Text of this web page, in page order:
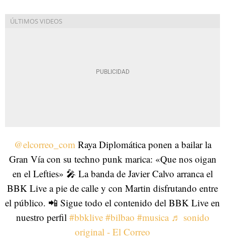
@elcorreo_comRaya Diplomática ponen a bailar la
Gran Vía con su techno punk marica: «Que nos oigan
en el Lefties» 🎤 La banda de Javier Calvo arranca el
BBK Live a pie de calle y con Martin disfrutando entre
el público. 📲 Sigue todo el contenido del BBK Live en
nuestro perfil #bbklive #bilbao #musica ♬ sonido
original - El Correo